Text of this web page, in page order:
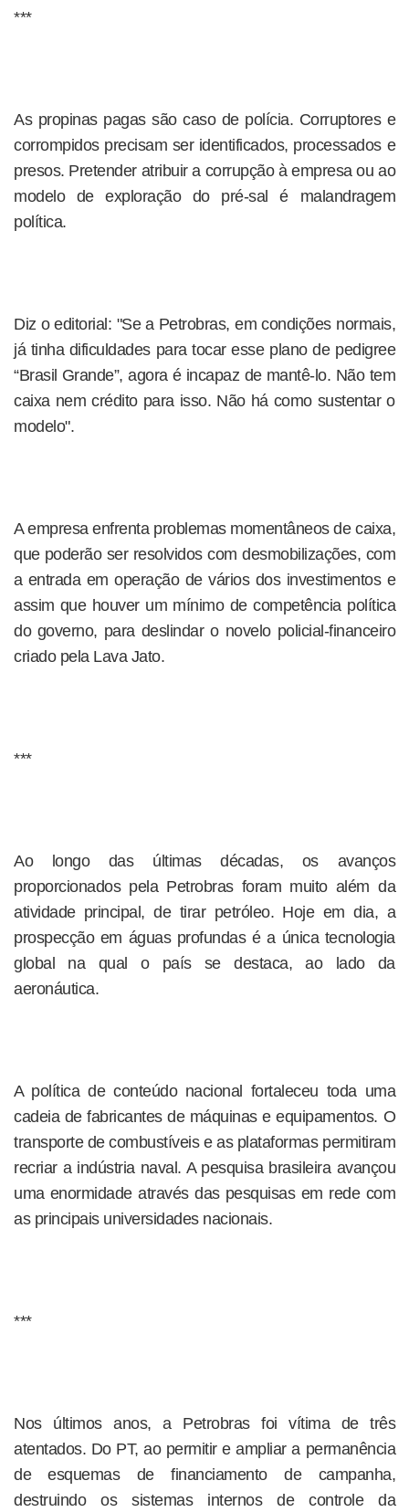
***
As propinas pagas são caso de polícia. Corruptores e
corrompidos precisam ser identificados, processados e
presos. Pretender atribuir a corrupção à empresa ou ao
modelo de exploração do pré-sal é malandragem
política.
Diz o editorial: "Se a Petrobras, em condições normais,
já tinha dificuldades para tocar esse plano de pedigree
“Brasil Grande”, agora é incapaz de mantê-lo. Não tem
caixa nem crédito para isso. Não há como sustentar o
modelo".
A empresa enfrenta problemas momentâneos de caixa,
que poderão ser resolvidos com desmobilizações, com
a entrada em operação de vários dos investimentos e
assim que houver um mínimo de competência política
do governo, para deslindar o novelo policial-financeiro
criado pela Lava Jato.
***
Ao longo das últimas décadas, os avanços
proporcionados pela Petrobras foram muito além da
atividade principal, de tirar petróleo. Hoje em dia, a
prospecção em águas profundas é a única tecnologia
global na qual o país se destaca, ao lado da
aeronáutica.
A política de conteúdo nacional fortaleceu toda uma
cadeia de fabricantes de máquinas e equipamentos. O
transporte de combustíveis e as plataformas permitiram
recriar a indústria naval. A pesquisa brasileira avançou
uma enormidade através das pesquisas em rede com
as principais universidades nacionais.
***
Nos últimos anos, a Petrobras foi vítima de três
atentados. Do PT, ao permitir e ampliar a permanência
de esquemas de financiamento de campanha,
destruindo os sistemas internos de controle da